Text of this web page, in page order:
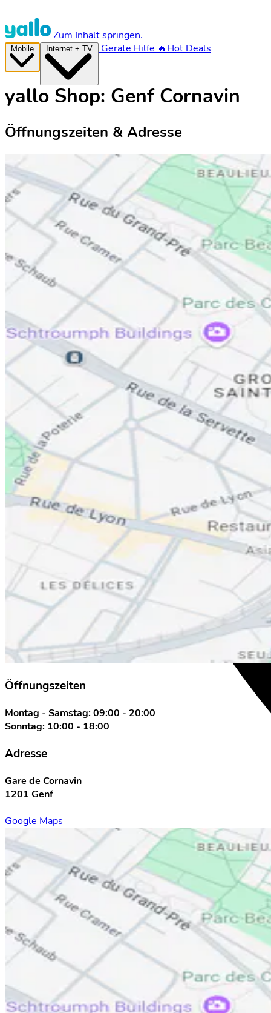
Zum Inhalt springen.
Geräte Hilfe 🔥Hot Deals
yallo Shop: Genf Cornavin
Öffnungszeiten & Adresse
Öffnungszeiten
Montag - Samstag: 09:00 - 20:00
Sonntag: 10:00 - 18:00
Adresse
Gare de Cornavin
1201 Genf
Google Maps